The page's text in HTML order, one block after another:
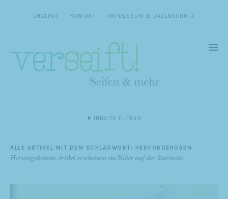
ENGLISH KONTAKT IMPRESSUM & DATENSCHUTZ
INHALTE FILTERN
ALLE ARTIKEL MIT DEM SCHLAGWORT: HERVORGEHOBEN
Hervorgehobene Artikel erscheinen im Slider auf der Startseite.